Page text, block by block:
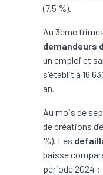
(7,5 %).
Au 3ème
demandeurs
un emploi et
s'établit à 16
an.
Au mois de
de créations
%). Les
baisse
période 2024 :